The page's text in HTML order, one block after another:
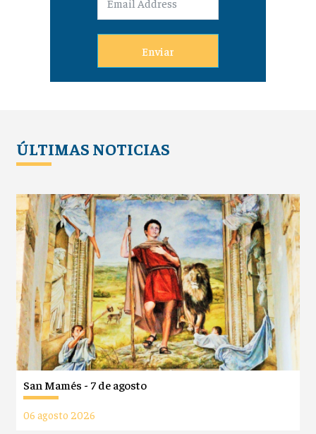
Enviar
ÚLTIMAS NOTICIAS
San Mamés - 7 de agosto
06 agosto 2026